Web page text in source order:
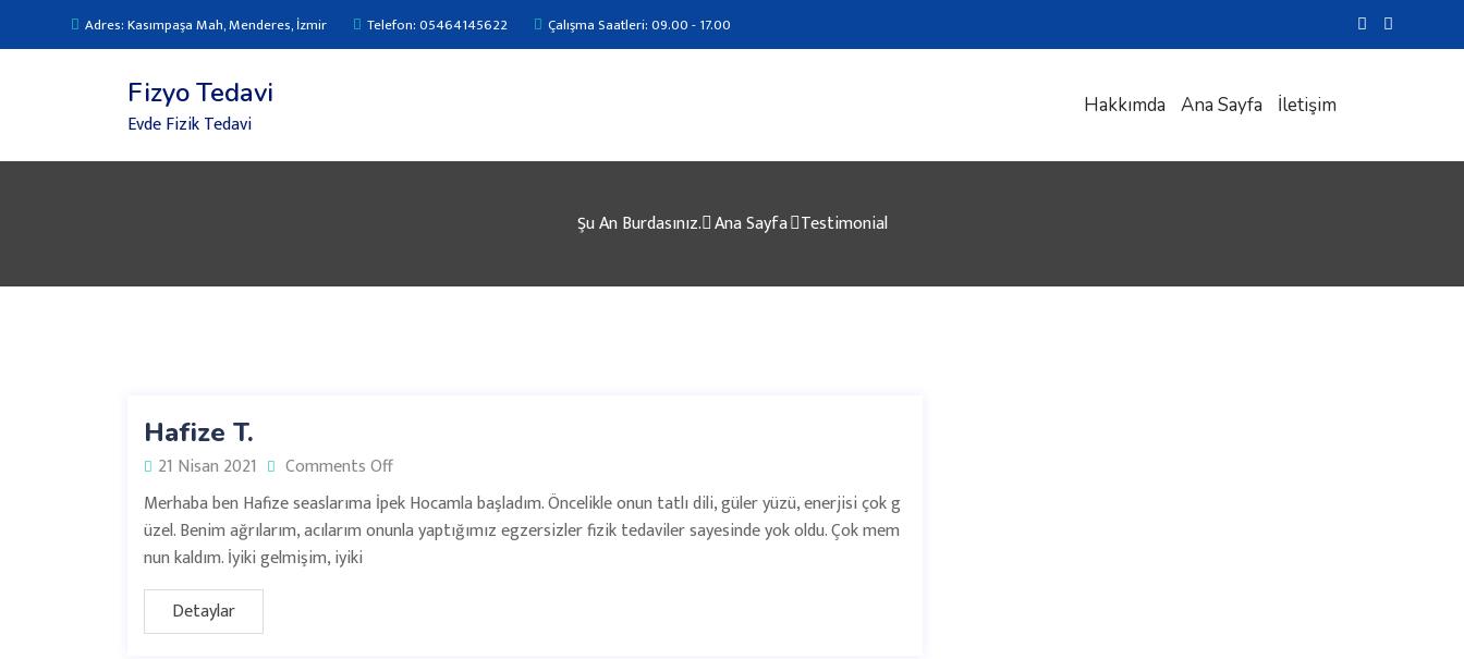
Adres: Kasımpaşa Mah, Menderes, İzmir Telefon: 05464145622 Çalışma Saatleri: 09.00 - 17.00
Fizyo Tedavi
Evde Fizik Tedavi
Hakkımda Ana Sayfa İletişim
Şu An Burdasınız. Ana Sayfa Testimonial
Hafize T.
21 Nisan 2021
Comments Off
Merhaba ben Hafize seaslarıma İpek Hocamla başladım. Öncelikle onun tatlı dili, güler yüzü, enerjisi çok g
üzel. Benim ağrılarım, acılarım onunla yaptığımız egzersizler fizik tedaviler sayesinde yok oldu. Çok mem
nun kaldım. İyiki gelmişim, iyiki
Detaylar